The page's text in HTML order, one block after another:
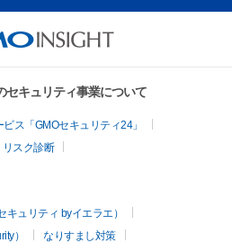
セキュリティ事業について
ス「GMOセキュリティ24」
スク診断
ュリティ byイエラエ）
）
なりすまし対策